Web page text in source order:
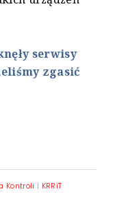
serwisy
zgasić
Kontroli | KRRiT